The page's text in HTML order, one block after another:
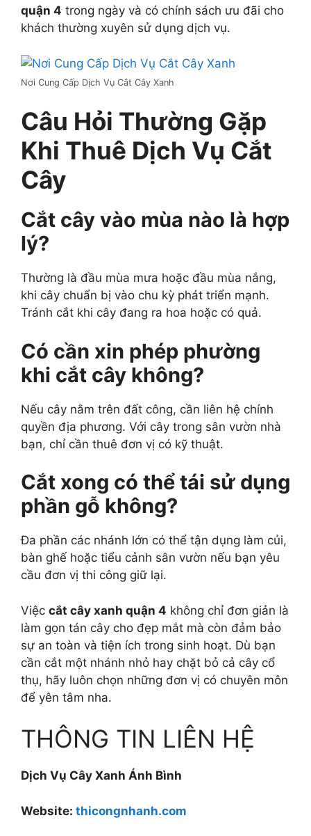
quận 4 trong ngày và có chính sách ưu đãi cho
khách thường xuyên sử dụng dịch vụ.
Nơi Cung Cấp Dịch Vụ Cắt Cây Xanh
Câu Hỏi Thường Gặp
Khi Thuê Dịch Vụ Cắt
Cây
Cắt cây vào mùa nào là hợp
lý?
Thường là đầu mùa mưa hoặc đầu mùa nắng,
khi cây chuẩn bị vào chu kỳ phát triển mạnh.
Tránh cắt khi cây đang ra hoa hoặc có quả.
Có cần xin phép phường
khi cắt cây không?
Nếu cây nằm trên đất công, cần liên hệ chính
quyền địa phương. Với cây trong sân vườn nhà
bạn, chỉ cần thuê đơn vị có kỹ thuật.
Cắt xong có thể tái sử dụng
phần gỗ không?
Đa phần các nhánh lớn có thể tận dụng làm củi,
bàn ghế hoặc tiểu cảnh sân vườn nếu bạn yêu
cầu đơn vị thi công giữ lại.
Việc cắt cây xanh quận 4 không chỉ đơn giản là
làm gọn tán cây cho đẹp mắt mà còn đảm bảo
sự an toàn và tiện ích trong sinh hoạt. Dù bạn
cần cắt một nhánh nhỏ hay chặt bỏ cả cây cổ
thụ, hãy luôn chọn những đơn vị có chuyên môn
để yên tâm nha.
THÔNG TIN LIÊN HỆ
Dịch Vụ Cây Xanh Ánh Bình
Website: thicongnhanh.com